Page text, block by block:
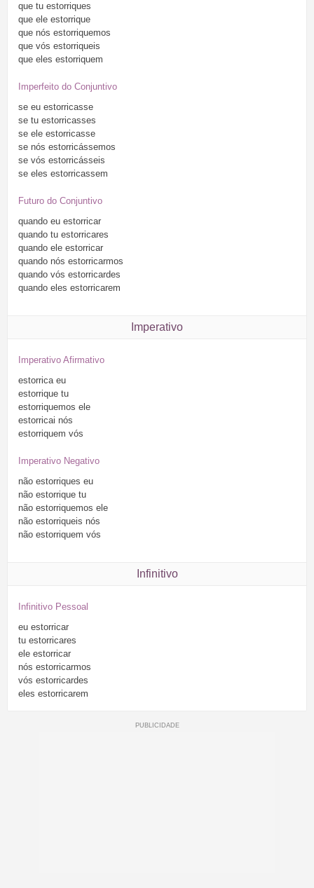
que tu estorriques
que ele estorrique
que nós estorriquemos
que vós estorriqueis
que eles estorriquem
Imperfeito do Conjuntivo
se eu estorricasse
se tu estorricasses
se ele estorricasse
se nós estorricássemos
se vós estorricásseis
se eles estorricassem
Futuro do Conjuntivo
quando eu estorricar
quando tu estorricares
quando ele estorricar
quando nós estorricarmos
quando vós estorricardes
quando eles estorricarem
Imperativo
Imperativo Afirmativo
estorrica eu
estorrique tu
estorriquemos ele
estorricai nós
estorriquem vós
Imperativo Negativo
não estorriques eu
não estorrique tu
não estorriquemos ele
não estorriqueis nós
não estorriquem vós
Infinitivo
Infinitivo Pessoal
eu estorricar
tu estorricares
ele estorricar
nós estorricarmos
vós estorricardes
eles estorricarem